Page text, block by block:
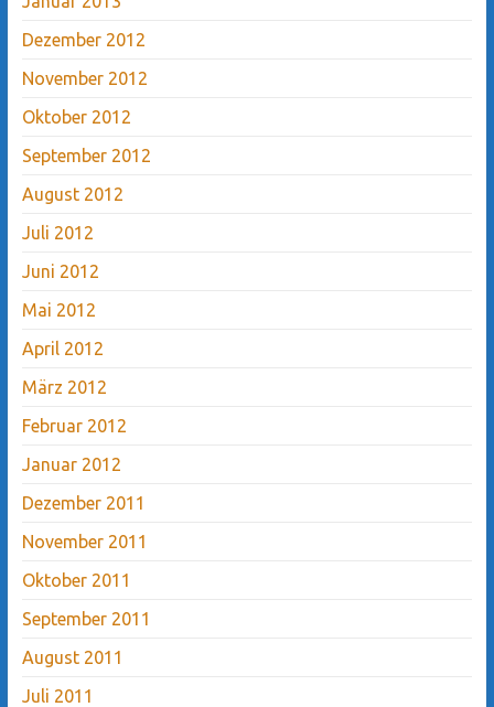
Dezember 2012
November 2012
Oktober 2012
September 2012
August 2012
Juli 2012
Juni 2012
Mai 2012
April 2012
März 2012
Februar 2012
Januar 2012
Dezember 2011
November 2011
Oktober 2011
September 2011
August 2011
Juli 2011